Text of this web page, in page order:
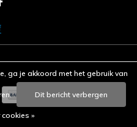
ga je akkoord met het gebruik van
Dit bericht verbergen
cookies »